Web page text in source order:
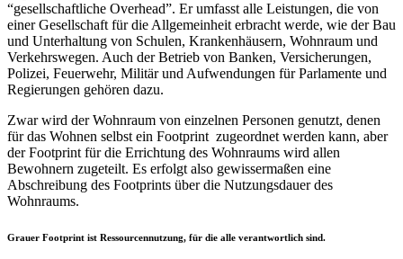
“gesellschaftliche Overhead”. Er umfasst alle Leistungen, die von
einer Gesellschaft für die Allgemeinheit erbracht werde, wie der Bau
und Unterhaltung von Schulen, Krankenhäusern, Wohnraum und
Verkehrswegen. Auch der Betrieb von Banken, Versicherungen,
Polizei, Feuerwehr, Militär und Aufwendungen für Parlamente und
Regierungen gehören dazu.
Zwar wird der Wohnraum von einzelnen Personen genutzt, denen
für das Wohnen selbst ein Footprint zugeordnet werden kann, aber
der Footprint für die Errichtung des Wohnraums wird allen
Bewohnern zugeteilt. Es erfolgt also gewissermaßen eine
Abschreibung des Footprints über die Nutzungsdauer des
Wohnraums.
Grauer Footprint ist Ressourcennutzung, für die alle verantwortlich sind.